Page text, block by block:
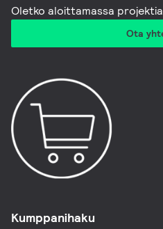
Oletko aloittamassa
Ota
Kumppanihaku